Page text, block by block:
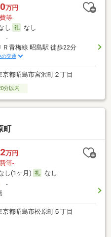
万円
等-
し
なし
ＪＲ青梅線 昭島駅 徒歩22分
の交通
京都昭島市宮沢町２丁目
分以内
町
万円
等-
し(1ヶ月)
なし
京都昭島市松原町５丁目